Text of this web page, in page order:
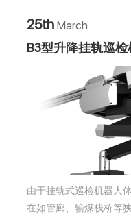
检机器人，通过搭载工
对厂房内环境及设备进
断、预警报警等，可大
巡检效率。为后续实现
25th March
B3型升降挂轨巡检
由于挂轨式巡检机器人
在如管廊、输煤栈桥等